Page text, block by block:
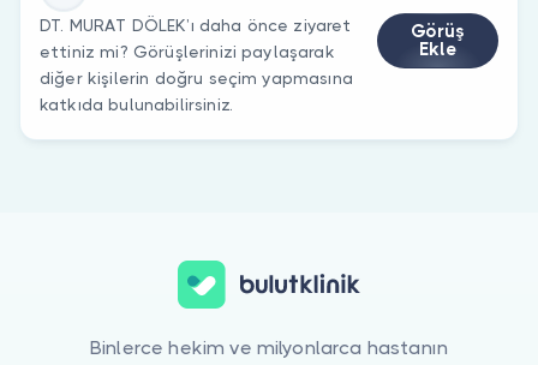
DT. MURAT DÖLEK’ı daha önce ziyaret
ettiniz mi? Görüşlerinizi paylaşarak
diğer kişilerin doğru seçim yapmasına
katkıda bulunabilirsiniz.
Görüş
Ekle
Binlerce hekim ve milyonlarca hastanın